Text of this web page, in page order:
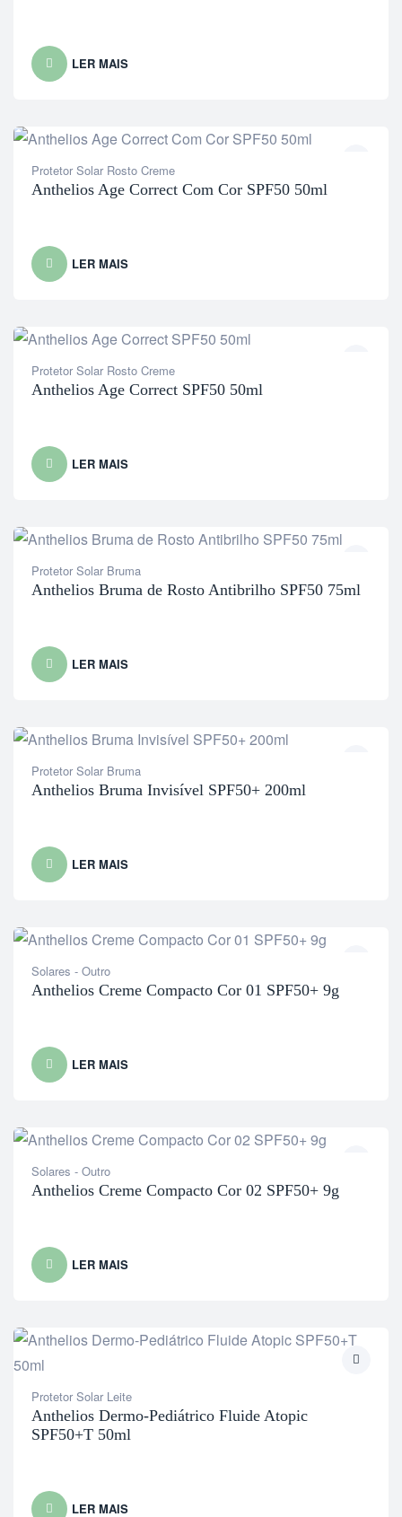
LER MAIS
Protetor Solar Rosto Creme
Anthelios Age Correct Com Cor SPF50 50ml
LER MAIS
Protetor Solar Rosto Creme
Anthelios Age Correct SPF50 50ml
LER MAIS
Protetor Solar Bruma
Anthelios Bruma de Rosto Antibrilho SPF50 75ml
LER MAIS
Protetor Solar Bruma
Anthelios Bruma Invisível SPF50+ 200ml
LER MAIS
Solares - Outro
Anthelios Creme Compacto Cor 01 SPF50+ 9g
LER MAIS
Solares - Outro
Anthelios Creme Compacto Cor 02 SPF50+ 9g
LER MAIS
Protetor Solar Leite
Anthelios Dermo-Pediátrico Fluide Atopic
SPF50+T 50ml
LER MAIS